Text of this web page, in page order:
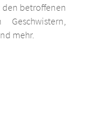
den betroffenen
mehr.